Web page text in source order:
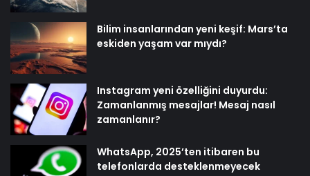
Bilim insanlarından yeni keşif: Mars’ta
eskiden yaşam var mıydı?
Instagram yeni özelliğini duyurdu:
Zamanlanmış mesajlar! Mesaj nasıl
zamanlanır?
WhatsApp, 2025’ten itibaren bu
telefonlarda desteklenmeyecek